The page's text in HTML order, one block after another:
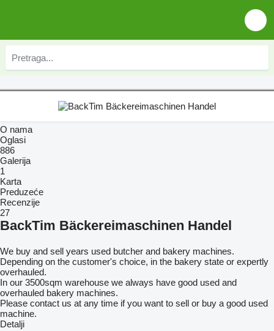
O nama
Oglasi
886
Galerija
1
Karta
Preduzeće
Recenzije
27
BackTim Bäckereimaschinen Handel
We buy and sell years used butcher and bakery machines.
Depending on the customer's choice, in the bakery state or expertly
overhauled.
In our 3500sqm warehouse we always have good used and
overhauled bakery machines.
Please contact us at any time if you want to sell or buy a good used
machine.
Detalji